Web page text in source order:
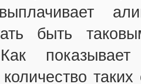
выплачивает
быть
таких